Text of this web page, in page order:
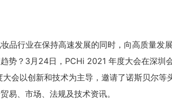
品行业在保持高速发展的同时，向高质量发
势？3月24日，PCHi 2021 年度大会在深圳
会以创新和技术为主导，邀请了诺斯贝尔等
易、市场、法规及技术资讯。